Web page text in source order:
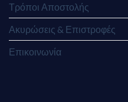
Τρόποι Αποστολής
Ακυρώσεις & Επιστροφές
Επικοινωνία